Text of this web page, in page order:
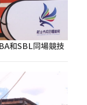
和SBL同場競技